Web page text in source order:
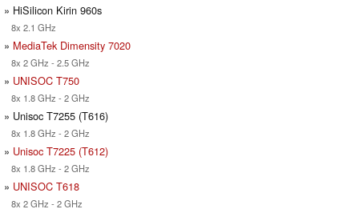
» HiSilicon Kirin 960s
8x 2.1 GHz
» MediaTek Dimensity 7020
8x 2 GHz - 2.5 GHz
» UNISOC T750
8x 1.8 GHz - 2 GHz
» Unisoc T7255 (T616)
8x 1.8 GHz - 2 GHz
» Unisoc T7225 (T612)
8x 1.8 GHz - 2 GHz
» UNISOC T618
8x 2 GHz - 2 GHz